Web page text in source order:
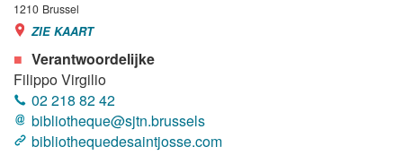
1210 Brussel
ZIE KAART
Verantwoordelijke
Filippo Virgilio
02 218 82 42
bibliotheque@sjtn.brussels
bibliothequedesaintjosse.com